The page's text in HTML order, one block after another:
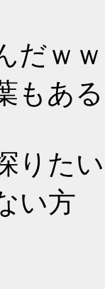
だｗｗ
もあ
りたい
い方